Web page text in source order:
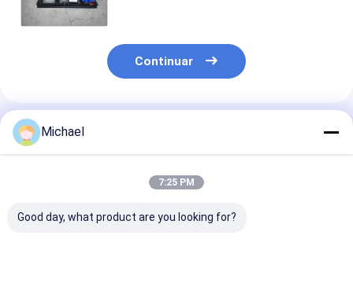
Continuar
Productos Recomendados
Michael
7:25 PM
Good day, what product are you looking for?